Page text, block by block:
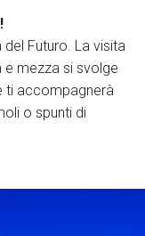
Futuro. La visita
e mezza si svolge
ti accompagnerà
o spunti di